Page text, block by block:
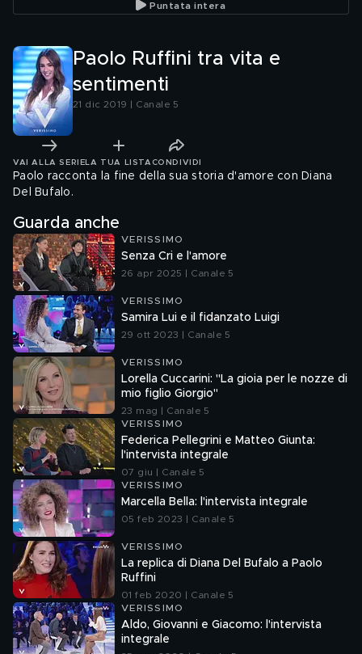
Puntata intera
Paolo Ruffini tra vita e
sentimenti
21 dic 2019 | Canale 5
VAI ALLA SERIE LA TUA LISTA CONDIVIDI
Paolo racconta la fine della sua storia d'amore con Diana
Del Bufalo.
Guarda anche
VERISSIMO
Senza Cri e l'amore
26 apr 2025 | Canale 5
VERISSIMO
Samira Lui e il fidanzato Luigi
29 ott 2023 | Canale 5
VERISSIMO
Lorella Cuccarini: "La gioia per le nozze di
mio figlio Giorgio"
23 mag | Canale 5
VERISSIMO
Federica Pellegrini e Matteo Giunta:
l'intervista integrale
07 giu | Canale 5
VERISSIMO
Marcella Bella: l'intervista integrale
05 feb 2023 | Canale 5
VERISSIMO
La replica di Diana Del Bufalo a Paolo
Ruffini
01 feb 2020 | Canale 5
VERISSIMO
Aldo, Giovanni e Giacomo: l'intervista
integrale